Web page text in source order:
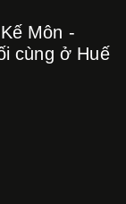
Môn -
cùng ở Huế